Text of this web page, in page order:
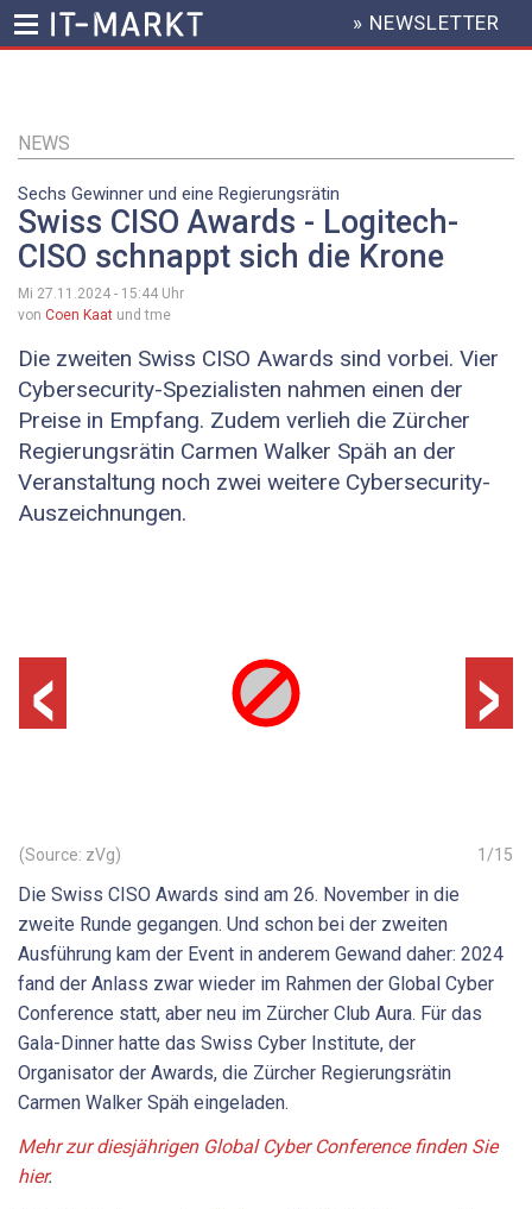
Inhalt
HEADER
MENU
» NEWSLETTER
NEWS
Sechs Gewinner und eine Regierungsrätin
Swiss CISO Awards - Logitech-
CISO schnappt sich die Krone
Mi 27.11.2024 - 15:44 Uhr
von Coen Kaat und tme
Die zweiten Swiss CISO Awards sind vorbei. Vier
Cybersecurity-Spezialisten nahmen einen der
Preise in Empfang. Zudem verlieh die Zürcher
Regierungsrätin Carmen Walker Späh an der
Veranstaltung noch zwei weitere Cybersecurity-
Auszeichnungen.
‹ ›
1 /15
(Source: zVg)
Die Swiss CISO Awards sind am 26. November in die
zweite Runde gegangen. Und schon bei der zweiten
Ausführung kam der Event in anderem Gewand daher: 2024
fand der Anlass zwar wieder im Rahmen der Global Cyber
Conference statt, aber neu im Zürcher Club Aura. Für das
Gala-Dinner hatte das Swiss Cyber Institute, der
Organisator der Awards, die Zürcher Regierungsrätin
Carmen Walker Späh eingeladen.
Mehr zur diesjährigen Global Cyber Conference finden Sie
hier.